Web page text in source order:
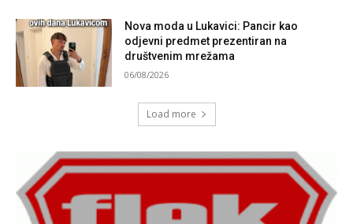
Nova moda u Lukavici: Pancir kao
odjevni predmet prezentiran na
društvenim mrežama
06/08/2026
Load more